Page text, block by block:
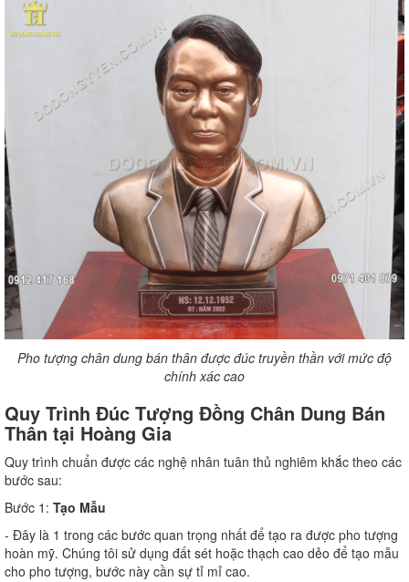
Pho tượng chân dung bán thân được đúc truyền thần với mức độ
chính xác cao
Quy Trình Đúc Tượng Đồng Chân Dung Bán
Thân tại Hoàng Gia
Quy trình chuẩn được các nghệ nhân tuân thủ nghiêm khắc theo các
bước sau:
Bước 1: Tạo Mẫu
- Đây là 1 trong các bước quan trọng nhất để tạo ra được pho tượng
hoàn mỹ. Chúng tôi sử dụng đất sét hoặc thạch cao dẻo để tạo mẫu
cho pho tượng, bước này cần sự tỉ mỉ cao.